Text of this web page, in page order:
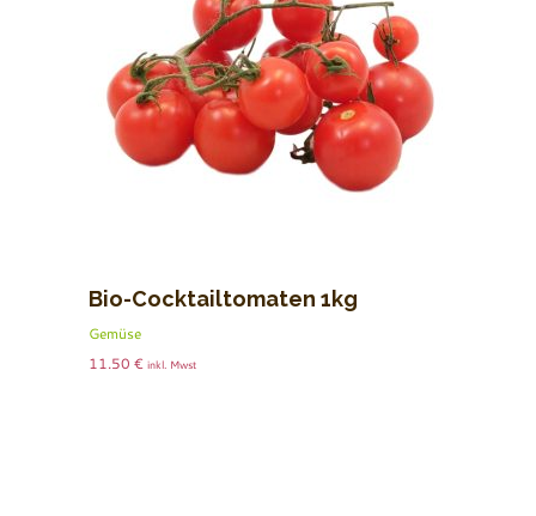
Bio-Cocktailtomaten 1kg
Gemüse
11.50 € inkl. Mwst